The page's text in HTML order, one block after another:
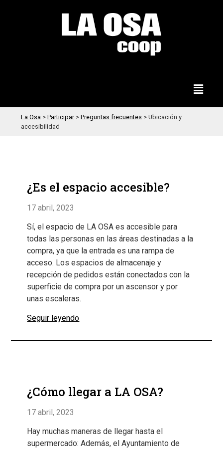
La Osa > Participar> Preguntas frecuentes > Ubicación y
accesibilidad
¿Es el espacio accesible?
17 abril, 2023
Sí, el espacio de LA OSA es accesible para
todas las personas en las áreas destinadas a la
compra, ya que la entrada es una rampa de
acceso. Los espacios de almacenaje y
recepción de pedidos están conectados con la
superficie de compra por un ascensor y por
unas escaleras.
Seguir leyendo
¿Cómo llegar a LA OSA?
17 abril, 2023
Hay muchas maneras de llegar hasta el
supermercado: Además, el Ayuntamiento de